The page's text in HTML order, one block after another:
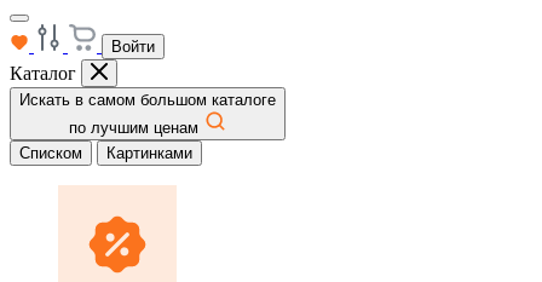
Войти
Каталог
Искать в самом большом каталоге
по лучшим ценам
Списком
Картинками